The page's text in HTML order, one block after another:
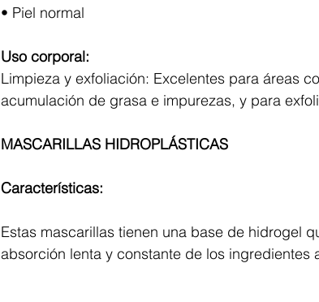
• Piel normal
Uso corporal:
Limpieza y exfoliación: Excelentes para áreas
acumulación de grasa e impurezas, y para
MASCARILLAS HIDROPLÁSTICAS
Características:
Estas mascarillas tienen una base de hidrogel
absorción lenta y constante de los ingredientes